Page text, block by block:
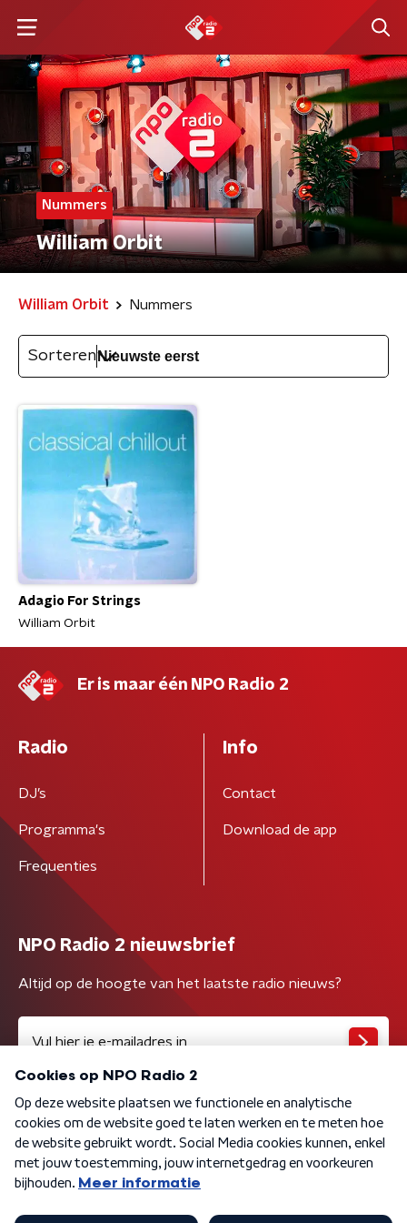
Nummers
William Orbit
William Orbit Nummers
Sorteren
Adagio For Strings
William Orbit
Er is maar één NPO Radio 2
Radio
DJ’s
Programma's
Frequenties
Info
Contact
Download de app
NPO Radio 2 nieuwsbrief
Altijd op de hoogte van het laatste radio nieuws?
Algemene voorwaarden